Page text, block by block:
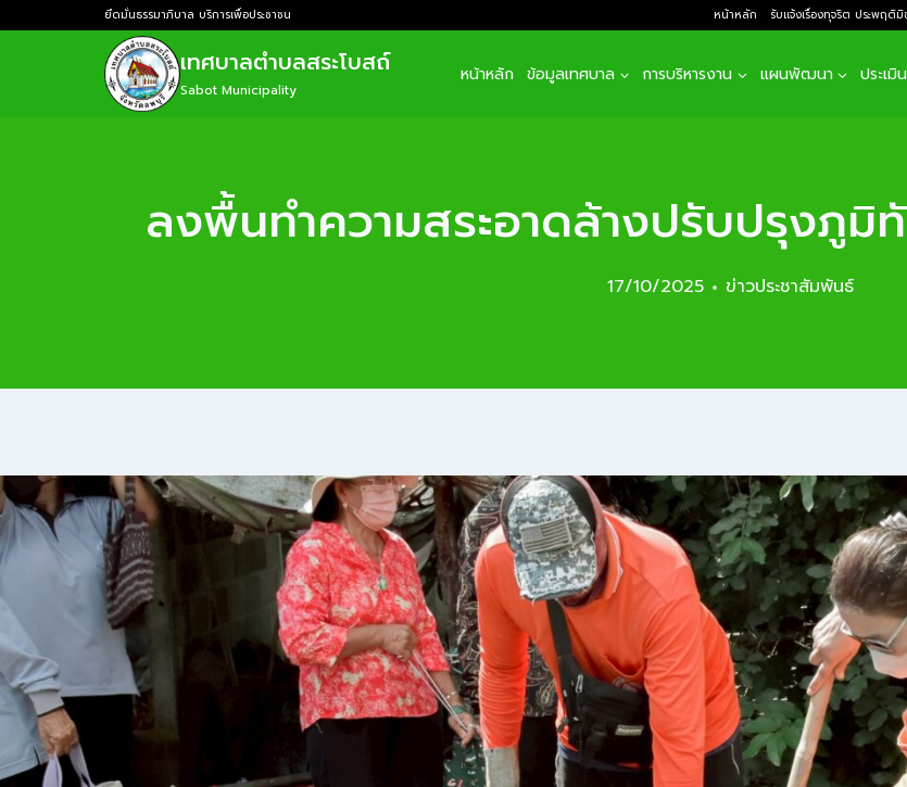
ยึดมั่นธรรมาภิบาล บริการเพื่อประชาชน หน้าหลัก รับแจ้งเรื่องทุจริต ประพฤติมิ
เทศบาลตำบลสระโบสถ์
Sabot Municipality
หน้าหลัก ข้อมูลเทศบาล การบริหารงาน แผนพัฒนา ประเ
ลงพื้นทำความสระอาดล้างปรับปรุงภูมิ
17/10/2025 ข่าวประชาสัมพันธ์